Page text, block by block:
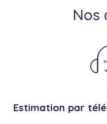
Nos
Estimation par